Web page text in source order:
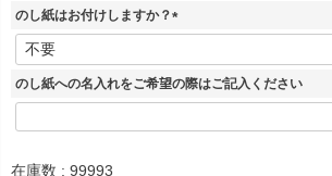
須
のし紙はお付けしますか？
(
須
のし紙への名入れをご希望の際はご記入ください
在庫数 99993